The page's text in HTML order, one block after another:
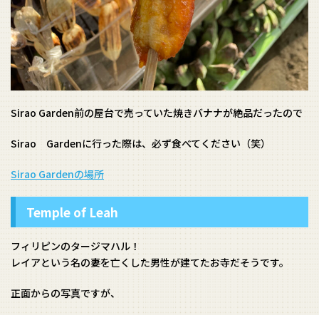
Sirao Garden前の屋台で売っていた焼きバナナが絶品だったので
Sirao Gardenに行った際は、必ず食べてください（笑）
Sirao Gardenの場所
Temple of Leah
フィリピンのタージマハル！
レイアという名の妻を亡くした男性が建てたお寺だそうです。
正面からの写真ですが、